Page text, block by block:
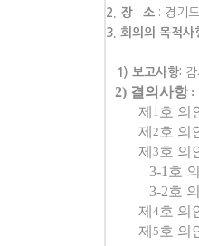
2. 장 소 : 경기
3. 회의의 목적사
1) 보고사항:
2) 결의사항:
제 1 호 의
제 2 호 의
제 3 호 의
3-1 호
3-2호
제 4호 의
제 5 호 의